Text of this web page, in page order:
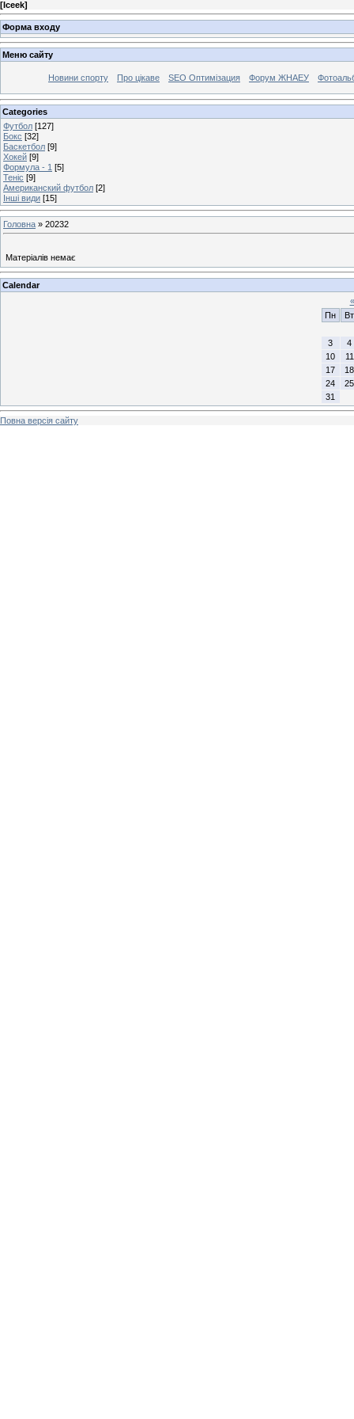
[Iceek]
Форма входу
Меню сайту
Новини спорту Про цікаве SEO Оптимізация Форум ЖНАЕУ
Categories
Футбол [127]
Бокс [32]
Баскетбол [9]
Хокей [9]
Формула - 1 [5]
Теніс [9]
Американский футбол [2]
Інші види [15]
Головна » 20232
Матеріалів немає
Calendar
«
Пн
Вт
3
4
10
11
17
18
24
25
31
Повна версія сайту